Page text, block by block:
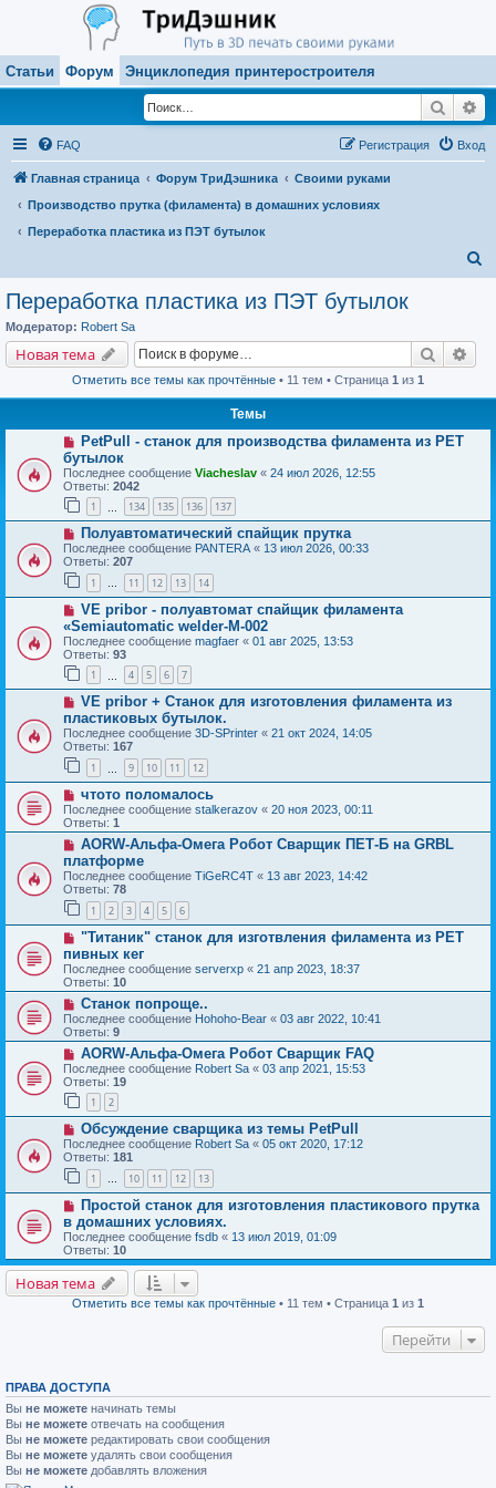
Статьи Форум Энциклопедия принтеростроителя
Поиск
FAQ Вход
Регистрация
Главная страница Форум ТриДэшника
Своими руками
Производство прутка (филамента) в домашних условиях
Переработка пластика из ПЭТ бутылок
Переработка пластика из ПЭТ бутылок
Модератор: Robert Sa
Новая тема Поиск
Отметить все темы как прочтённые • 11 тем • Страница 1 из 1
Темы
PetPull - cтанок для производства филамента из PET
бутылок
Последнее сообщение Viacheslav « 24 июл 2026, 12:55
Ответы: 2042
1 134 135 136 137
Полуавтоматический спайщик прутка
Последнее сообщение PANTERA « 13 июл 2026, 00:33
Ответы: 207
1 … 11 12 13 14
VE pribor - полуавтомат спайщик филамента
«Semiautomatic welder-M-002
Последнее сообщение magfaer « 01 авг 2025, 13:53
Ответы: 93
1 4 5 6 7
VE pribor + Станок для изготовления филамента из
пластиковых бутылок.
Последнее сообщение 3D-SPrinter « 21 окт 2024, 14:05
Ответы: 167
1 9 10 11 12
чтото поломалось
Последнее сообщение stalkerazov « 20 ноя 2023, 00:11
Ответы: 1
AORW-Альфа-Омега Робот Сварщик ПЕТ-Б на GRBL
платформе
Последнее сообщение TiGeRC4T « 13 авг 2023, 14:42
Ответы: 78
1 2 3 4 5 6
"Титаник" cтанок для изготвления филамента из PET
пивных кег
Последнее сообщение serverxp « 21 апр 2023, 18:37
Ответы: 10
Станок попроще..
Последнее сообщение Hohoho-Bear « 03 авг 2022, 10:41
Ответы: 9
AORW-Альфа-Омега Робот Сварщик FAQ
Последнее сообщение Robert Sa « 03 апр 2021, 15:53
Ответы: 19
1 2
Обсуждение сварщика из темы PetPull
Последнее сообщение Robert Sa « 05 окт 2020, 17:12
Ответы: 181
1 … 10 11 12 13
Простой станок для изготовления пластикового прутка
в домашних условиях.
Последнее сообщение fsdb « 13 июл 2019, 01:09
Ответы: 10
Новая тема
Отметить все темы как прочтённые • 11 тем • Страница 1 из 1
Перейти
ПРАВА ДОСТУПА
Вы не можете начинать темы
Вы не можете отвечать на сообщения
Вы не можете редактировать свои сообщения
Вы не можете удалять свои сообщения
Вы не можете добавлять вложения